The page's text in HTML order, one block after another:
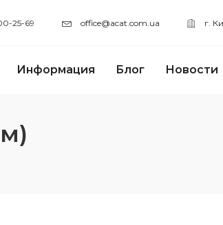
25-69 office@acat.com.ua г.
Информация Блог Новости